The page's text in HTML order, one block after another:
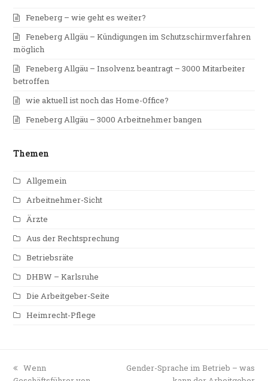
Feneberg – wie geht es weiter?
Feneberg Allgäu – Kündigungen im Schutzschirmverfahren
möglich
Feneberg Allgäu – Insolvenz beantragt – 3000 Mitarbeiter
betroffen
wie aktuell ist noch das Home-Office?
Feneberg Allgäu – 3000 Arbeitnehmer bangen
Themen
Allgemein
Arbeitnehmer-Sicht
Ärzte
Aus der Rechtsprechung
Betriebsräte
DHBW – Karlsruhe
Die Arbeitgeber-Seite
Heimrecht-Pflege
vorheriger
Wenn
Nächster
Gender-Sprache im Betrieb – was